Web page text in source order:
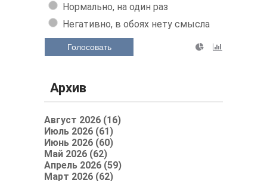
Нормально, на один раз
Негативно, в обоях нету смысла
Голосовать
Архив
Август 2026 (16)
Июль 2026 (61)
Июнь 2026 (60)
Май 2026 (62)
Апрель 2026 (59)
Март 2026 (62)